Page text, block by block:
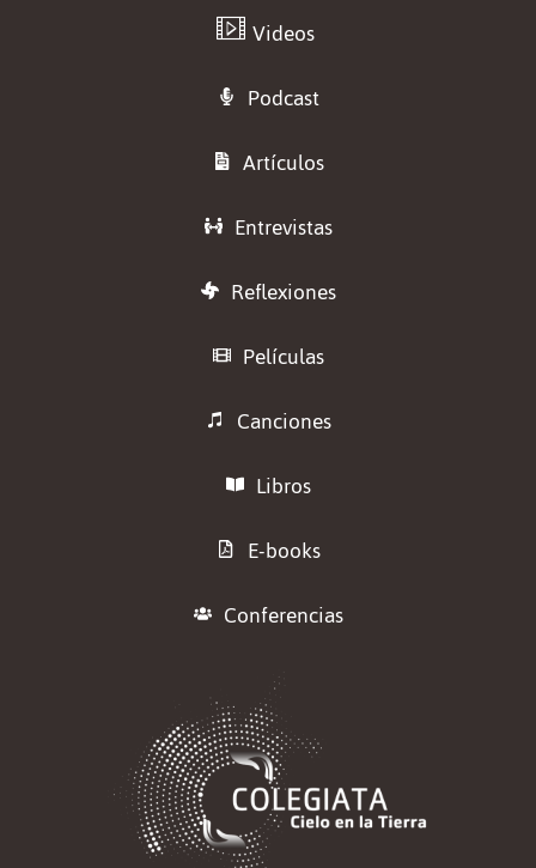
Videos
Podcast
Artículos
Entrevistas
Reflexiones
Películas
Canciones
Libros
E-books
Conferencias